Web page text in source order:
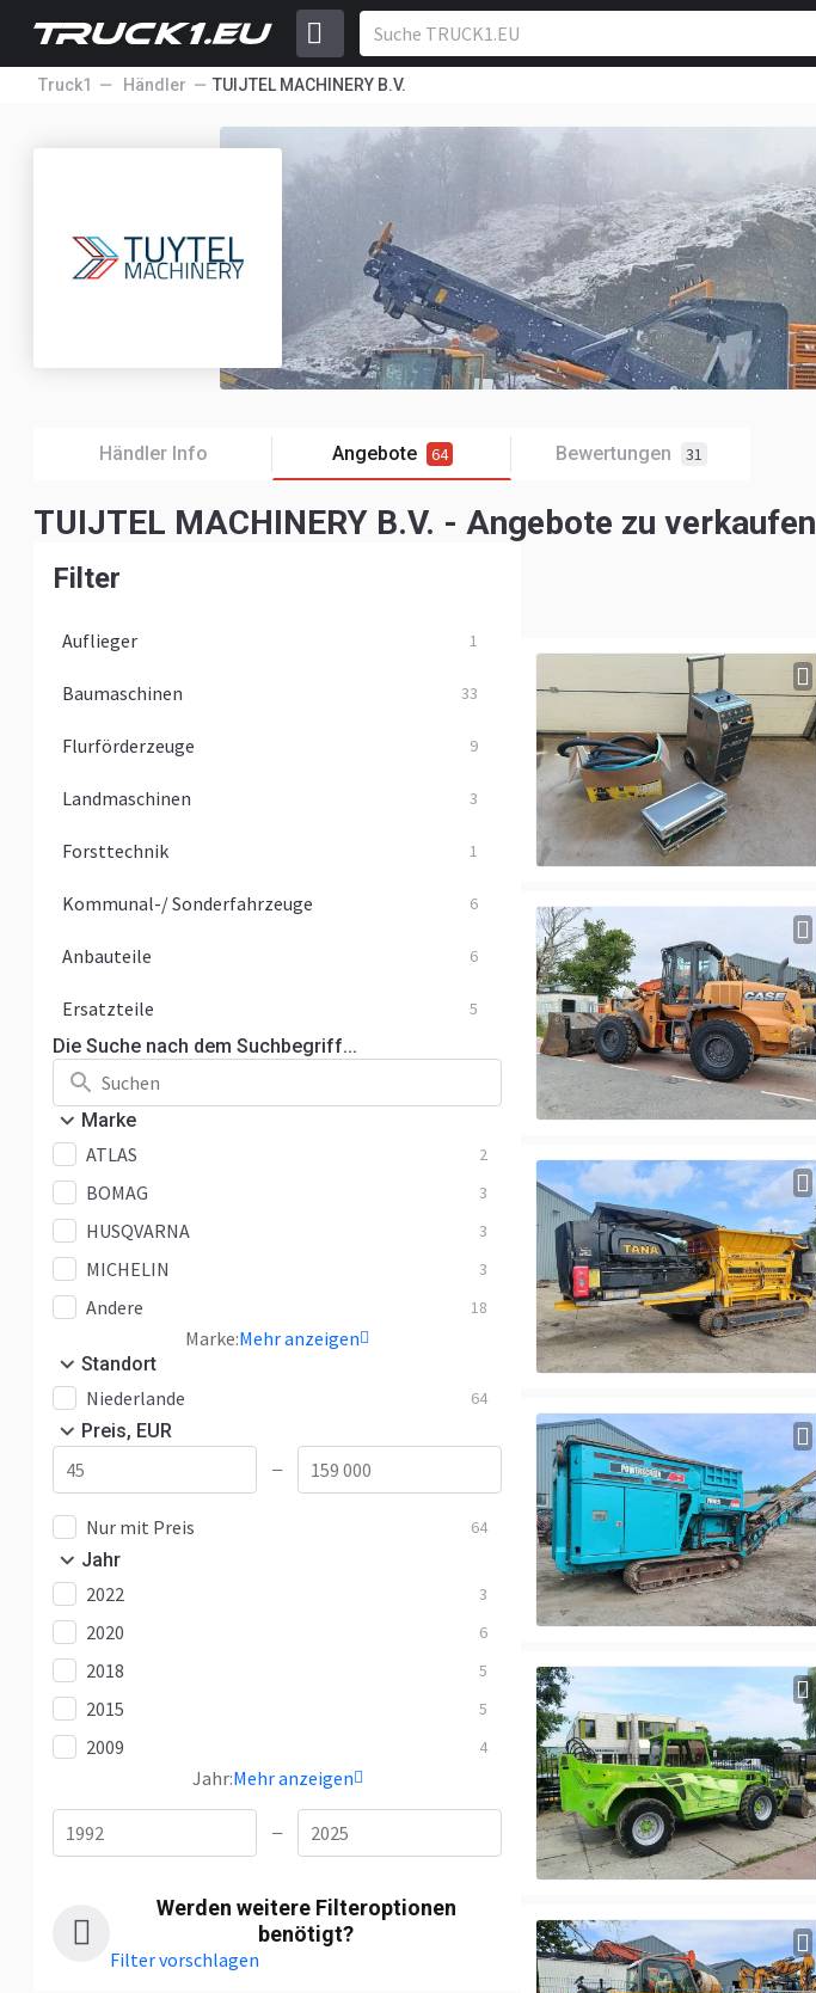
Truck1 Händler TUIJTEL MACHINERY B.V.
Händler Info Angebote 64 Bewertungen 31
TUIJTEL MACHINERY B.V. - Angebote zu verkaufen
Filter
Auflieger 1
Baumaschinen 33
Flurförderzeuge 9
Landmaschinen 3
Forsttechnik 1
Kommunal-/ Sonderfahrzeuge 6
Anbauteile 6
Ersatzteile 5
Die Suche nach dem Suchbegriff...
Marke
ATLAS 2
BOMAG 3
HUSQVARNA 3
MICHELIN 3
Andere 18
Marke:Mehr anzeigen
Standort
Niederlande 64
Preis, EUR
—
Nur mit Preis 64
Jahr
2022 3
2020 6
2018 5
2015 5
2009 4
Jahr:Mehr anzeigen
—
Werden weitere Filteroptionen
benötigt?
Filter vorschlagen